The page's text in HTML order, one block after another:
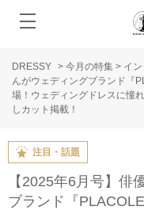
DRESSY > 今月の特集 > イ
んがウェディングブランド『
場！ウェディングドレスに憧
しカット掲載！
注目・話題
【2025年6月号】俳
ブランド『